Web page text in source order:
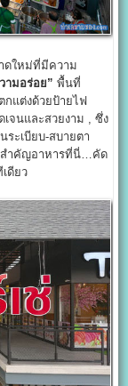
ดใหม่ที่มีความ
ามอร่อย” พื้นที่
กแต่งด้วยป้ายไฟ
จนและสวยงาม , ซึ่ง
ระเบียบ-สบายตา
สำคัญอาหารที่นี่…คัด
ดียว